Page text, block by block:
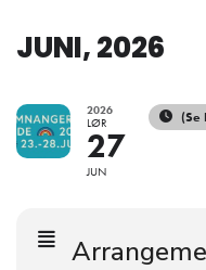
JUNI, 2026
2026
LØR
27
JUN
(Se